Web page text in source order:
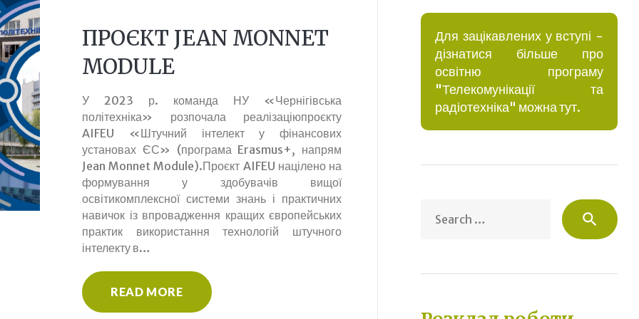
ПРОЄКТ JEAN MONNET
MODULE
У 2023 р. команда НУ «Чернігівська
політехніка» розпочала реалізаціюпроєкту
AIFEU «Штучний інтелект у фінансових
установах ЄС» (програма Erasmus+, напрям
Jean Monnet Module).Проєкт AIFEU націлено на
формування у здобувачів вищої
освітикомплексної системи знань і практичних
навичок із впровадження кращих європейських
практик використання технологій штучного
інтелекту в…
READ MORE
Для зацікавлених у вступі -
дізнатися більше про
освітню програму
"Телекомунікації та
радіотехніка" можна тут.
search